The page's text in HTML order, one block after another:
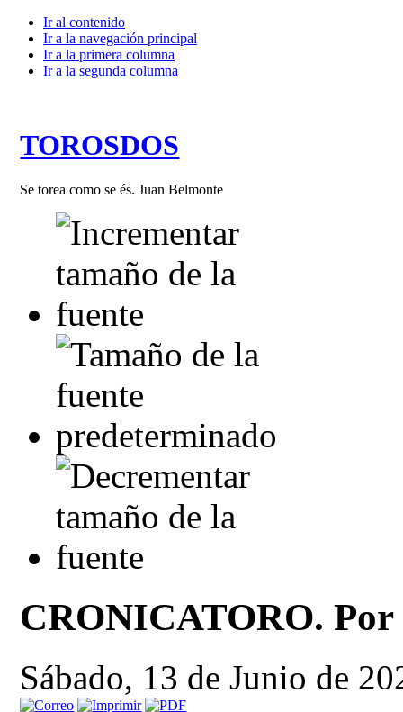
Ir al contenido
Ir a la navegación principal
Ir a la primera columna
Ir a la segunda columna
TOROSDOS
Se torea como se és. Juan Belmonte
CRONICATORO.
Sábado, 13 de Junio de